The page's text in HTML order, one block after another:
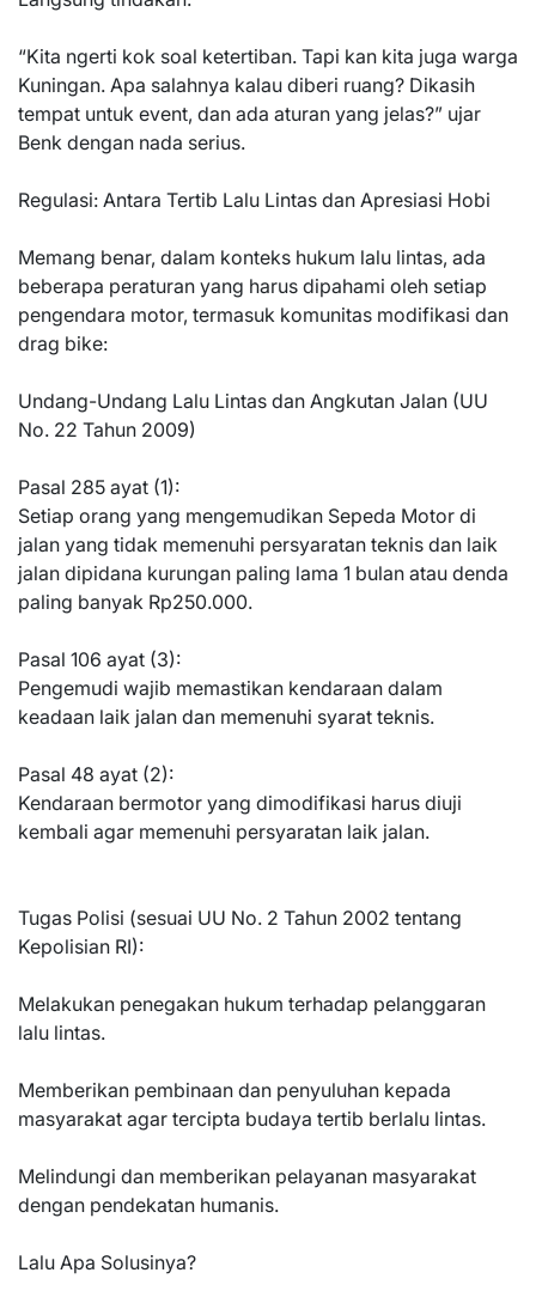
“Kita ngerti kok soal ketertiban. Tapi kan kita juga warga
Kuningan. Apa salahnya kalau diberi ruang? Dikasih
tempat untuk event, dan ada aturan yang jelas?” ujar
Benk dengan nada serius.
Regulasi: Antara Tertib Lalu Lintas dan Apresiasi Hobi
Memang benar, dalam konteks hukum lalu lintas, ada
beberapa peraturan yang harus dipahami oleh setiap
pengendara motor, termasuk komunitas modifikasi dan
drag bike:
Undang-Undang Lalu Lintas dan Angkutan Jalan (UU
No. 22 Tahun 2009)
Pasal 285 ayat (1):
Setiap orang yang mengemudikan Sepeda Motor di
jalan yang tidak memenuhi persyaratan teknis dan laik
jalan dipidana kurungan paling lama 1 bulan atau denda
paling banyak Rp250.000.
Pasal 106 ayat (3):
Pengemudi wajib memastikan kendaraan dalam
keadaan laik jalan dan memenuhi syarat teknis.
Pasal 48 ayat (2):
Kendaraan bermotor yang dimodifikasi harus diuji
kembali agar memenuhi persyaratan laik jalan.
Tugas Polisi (sesuai UU No. 2 Tahun 2002 tentang
Kepolisian RI):
Melakukan penegakan hukum terhadap pelanggaran
lalu lintas.
Memberikan pembinaan dan penyuluhan kepada
masyarakat agar tercipta budaya tertib berlalu lintas.
Melindungi dan memberikan pelayanan masyarakat
dengan pendekatan humanis.
Lalu Apa Solusinya?